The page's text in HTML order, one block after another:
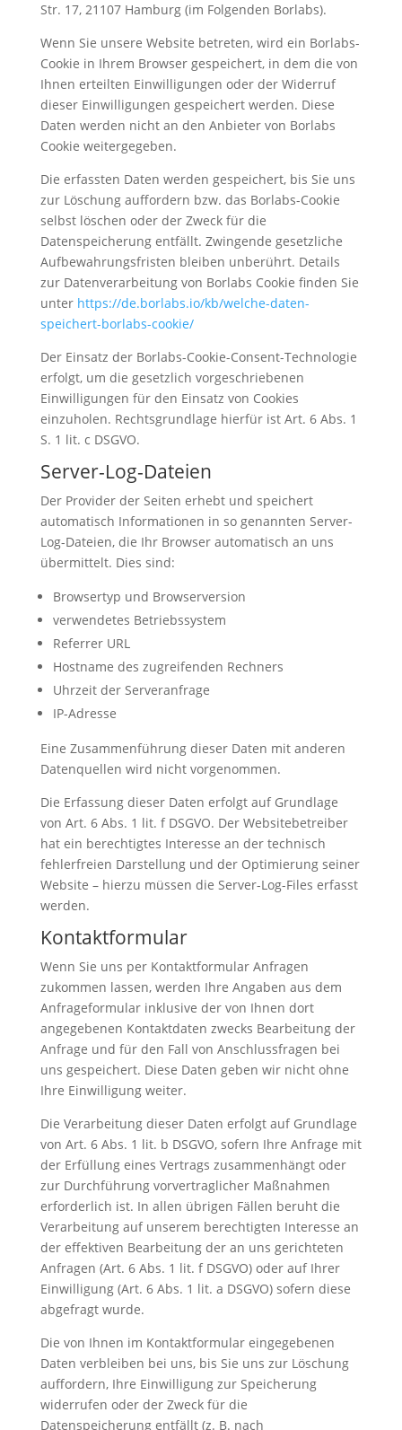
Str. 17, 21107 Hamburg (im Folgenden Borlabs).
Wenn Sie unsere Website betreten, wird ein Borlabs-
Cookie in Ihrem Browser gespeichert, in dem die von
Ihnen erteilten Einwilligungen oder der Widerruf
dieser Einwilligungen gespeichert werden. Diese
Daten werden nicht an den Anbieter von Borlabs
Cookie weitergegeben.
Die erfassten Daten werden gespeichert, bis Sie uns
zur Löschung auffordern bzw. das Borlabs-Cookie
selbst löschen oder der Zweck für die
Datenspeicherung entfällt. Zwingende gesetzliche
Aufbewahrungsfristen bleiben unberührt. Details
zur Datenverarbeitung von Borlabs Cookie finden Sie
unter https://de.borlabs.io/kb/welche-daten-
speichert-borlabs-cookie/
Der Einsatz der Borlabs-Cookie-Consent-Technologie
erfolgt, um die gesetzlich vorgeschriebenen
Einwilligungen für den Einsatz von Cookies
einzuholen. Rechtsgrundlage hierfür ist Art. 6 Abs. 1
S. 1 lit. c DSGVO.
Server-Log-Dateien
Der Provider der Seiten erhebt und speichert
automatisch Informationen in so genannten Server-
Log-Dateien, die Ihr Browser automatisch an uns
übermittelt. Dies sind:
Browsertyp und Browserversion
verwendetes Betriebssystem
Referrer URL
Hostname des zugreifenden Rechners
Uhrzeit der Serveranfrage
IP-Adresse
Eine Zusammenführung dieser Daten mit anderen
Datenquellen wird nicht vorgenommen.
Die Erfassung dieser Daten erfolgt auf Grundlage
von Art. 6 Abs. 1 lit. f DSGVO. Der Websitebetreiber
hat ein berechtigtes Interesse an der technisch
fehlerfreien Darstellung und der Optimierung seiner
Website – hierzu müssen die Server-Log-Files erfasst
werden.
Kontaktformular
Wenn Sie uns per Kontaktformular Anfragen
zukommen lassen, werden Ihre Angaben aus dem
Anfrageformular inklusive der von Ihnen dort
angegebenen Kontaktdaten zwecks Bearbeitung der
Anfrage und für den Fall von Anschlussfragen bei
uns gespeichert. Diese Daten geben wir nicht ohne
Ihre Einwilligung weiter.
Die Verarbeitung dieser Daten erfolgt auf Grundlage
von Art. 6 Abs. 1 lit. b DSGVO, sofern Ihre Anfrage mit
der Erfüllung eines Vertrags zusammenhängt oder
zur Durchführung vorvertraglicher Maßnahmen
erforderlich ist. In allen übrigen Fällen beruht die
Verarbeitung auf unserem berechtigten Interesse an
der effektiven Bearbeitung der an uns gerichteten
Anfragen (Art. 6 Abs. 1 lit. f DSGVO) oder auf Ihrer
Einwilligung (Art. 6 Abs. 1 lit. a DSGVO) sofern diese
abgefragt wurde.
Die von Ihnen im Kontaktformular eingegebenen
Daten verbleiben bei uns, bis Sie uns zur Löschung
auffordern, Ihre Einwilligung zur Speicherung
widerrufen oder der Zweck für die
Datenspeicherung entfällt (z. B. nach